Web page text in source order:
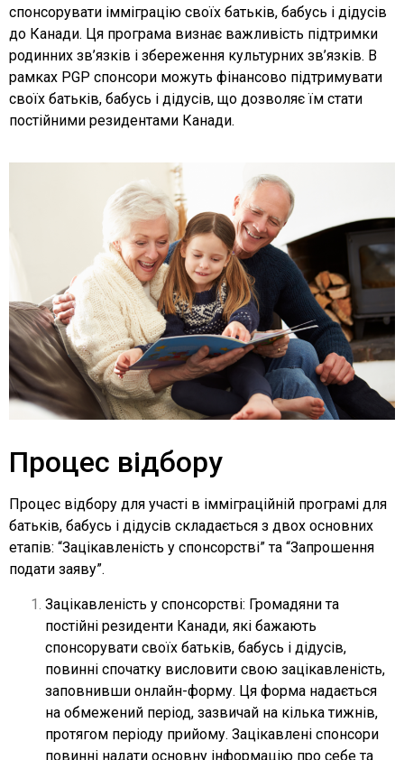
спонсорувати імміграцію своїх батьків, бабусь і дідусів
до Канади. Ця програма визнає важливість підтримки
родинних зв’язків і збереження культурних зв’язків. В
рамках PGP спонсори можуть фінансово підтримувати
своїх батьків, бабусь і дідусів, що дозволяє їм стати
постійними резидентами Канади.
Процес відбору
Процес відбору для участі в імміграційній програмі для
батьків, бабусь і дідусів складається з двох основних
етапів: “Зацікавленість у спонсорстві” та “Запрошення
подати заяву”.
Зацікавленість у спонсорстві: Громадяни та
постійні резиденти Канади, які бажають
спонсорувати своїх батьків, бабусь і дідусів,
повинні спочатку висловити свою зацікавленість,
заповнивши онлайн-форму. Ця форма надається
на обмежений період, зазвичай на кілька тижнів,
протягом періоду прийому. Зацікавлені спонсори
повинні надати основну інформацію про себе та